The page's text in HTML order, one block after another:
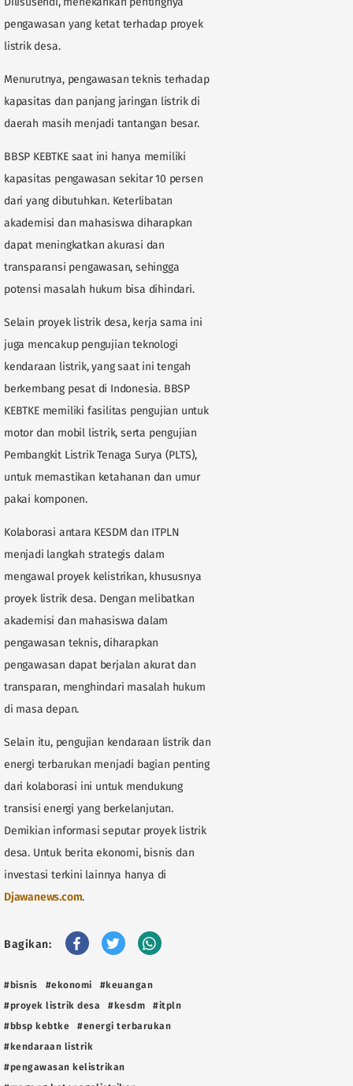
pengawasan yang ketat terhadap proyek
listrik desa.
Menurutnya, pengawasan teknis terhadap
kapasitas dan panjang jaringan listrik di
daerah masih menjadi tantangan besar.
BBSP KEBTKE saat ini hanya memiliki
kapasitas pengawasan sekitar 10 persen
dari yang dibutuhkan. Keterlibatan
akademisi dan mahasiswa diharapkan
dapat meningkatkan akurasi dan
transparansi pengawasan, sehingga
potensi masalah hukum bisa dihindari.
Selain proyek listrik desa, kerja sama ini
juga mencakup pengujian teknologi
kendaraan listrik, yang saat ini tengah
berkembang pesat di Indonesia. BBSP
KEBTKE memiliki fasilitas pengujian untuk
motor dan mobil listrik, serta pengujian
Pembangkit Listrik Tenaga Surya (PLTS),
untuk memastikan ketahanan dan umur
pakai komponen.
Kolaborasi antara KESDM dan ITPLN
menjadi langkah strategis dalam
mengawal proyek kelistrikan, khususnya
proyek listrik desa. Dengan melibatkan
akademisi dan mahasiswa dalam
pengawasan teknis, diharapkan
pengawasan dapat berjalan akurat dan
transparan, menghindari masalah hukum
di masa depan.
Selain itu, pengujian kendaraan listrik dan
energi terbarukan menjadi bagian penting
dari kolaborasi ini untuk mendukung
transisi energi yang berkelanjutan.
Demikian informasi seputar proyek listrik
desa. Untuk berita ekonomi, bisnis dan
investasi terkini lainnya hanya di
Djawanews.com.
Bagikan:
#bisnis #ekonomi
#keuangan
#proyek listrik desa
#kesdm
#itpln
#bbsp kebtke
#energi terbarukan
#kendaraan listrik
#pengawasan kelistrikan